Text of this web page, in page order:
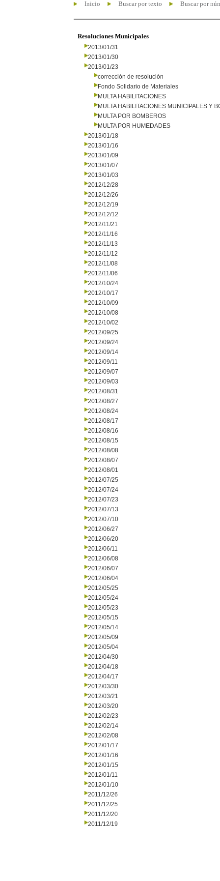
Inicio Buscar por texto Buscar por
Resoluciones Municipales
2013/01/31
2013/01/30
2013/01/23
corrección de resolución
Fondo Solidario de Materiales
MULTA HABILITACIONES
MULTA HABILITACIONES MUNICIPALES Y
MULTA POR BOMBEROS
MULTA POR HUMEDADES
2013/01/18
2013/01/16
2013/01/09
2013/01/07
2013/01/03
2012/12/28
2012/12/26
2012/12/19
2012/12/12
2012/11/21
2012/11/16
2012/11/13
2012/11/12
2012/11/08
2012/11/06
2012/10/24
2012/10/17
2012/10/09
2012/10/08
2012/10/02
2012/09/25
2012/09/24
2012/09/14
2012/09/11
2012/09/07
2012/09/03
2012/08/31
2012/08/27
2012/08/24
2012/08/17
2012/08/16
2012/08/15
2012/08/08
2012/08/07
2012/08/01
2012/07/25
2012/07/24
2012/07/23
2012/07/13
2012/07/10
2012/06/27
2012/06/20
2012/06/11
2012/06/08
2012/06/07
2012/06/04
2012/05/25
2012/05/24
2012/05/23
2012/05/15
2012/05/14
2012/05/09
2012/05/04
2012/04/30
2012/04/18
2012/04/17
2012/03/30
2012/03/21
2012/03/20
2012/02/23
2012/02/14
2012/02/08
2012/01/17
2012/01/16
2012/01/15
2012/01/11
2012/01/10
2011/12/26
2011/12/25
2011/12/20
2011/12/19